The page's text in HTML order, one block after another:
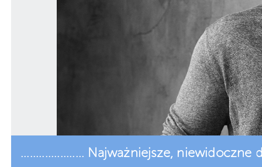
..................... Najważniejsze, niewidoczne